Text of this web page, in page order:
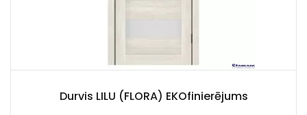
Durvis LILU (FLORA) EKOfinierējums